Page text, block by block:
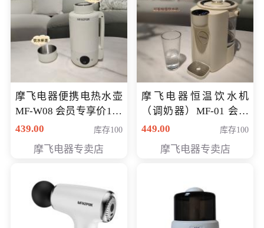
摩飞电器便携电热水壶
MF-W08 会员专享价198
元
439.00 库存100
摩飞电器专卖店
摩飞电器恒温饮水机
（调奶器）MF-01 会员
专享价366元
449.00 库存100
摩飞电器专卖店